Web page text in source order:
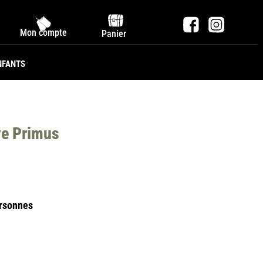
Mon compte Panier
Primus